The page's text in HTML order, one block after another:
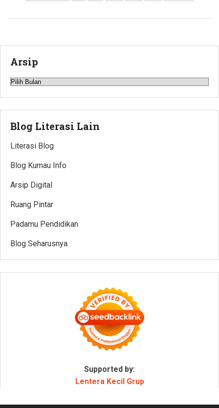
Arsip
Arsip
Blog Literasi Lain
Literasi Blog
Blog Kumau Info
Arsip Digital
Ruang Pintar
Padamu Pendidikan
Blog Seharusnya
Supported by:
Lentera Kecil Grup